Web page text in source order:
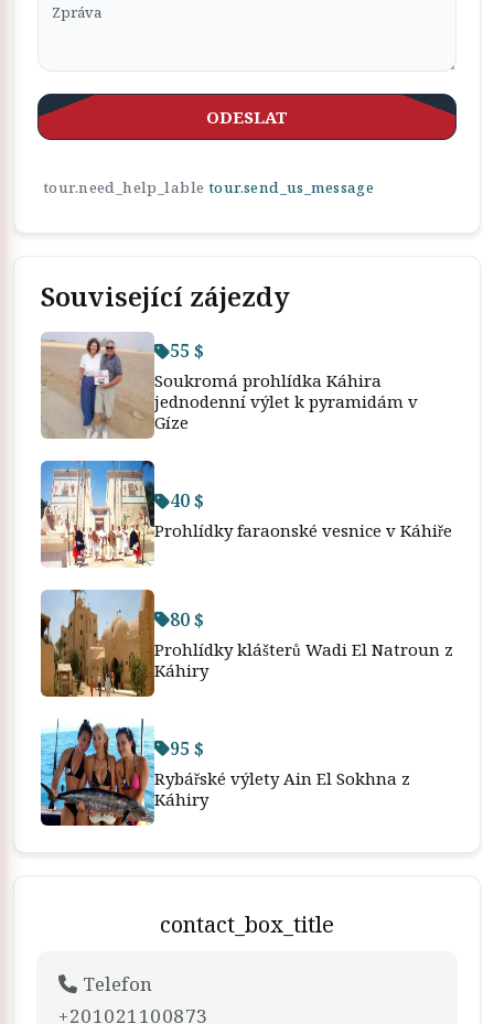
ODESLAT
tour.need_help_lable tour.send_us_message
Související zájezdy
55 $
Soukromá prohlídka Káhira
jednodenní výlet k pyramidám v
Gíze
40 $
Prohlídky faraonské vesnice v Káhiře
80 $
Prohlídky klášterů Wadi El Natroun z
Káhiry
95 $
Rybářské výlety Ain El Sokhna z
Káhiry
contact_box_title
Telefon
+201021100873